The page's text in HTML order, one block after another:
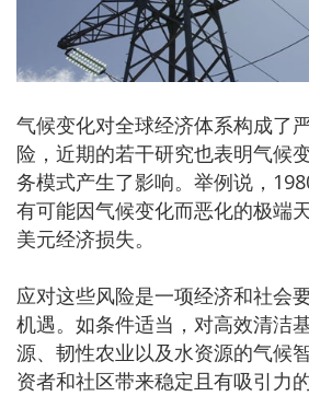
气候变化对全球经济体系构成了
险，近期的若干研究也表明气候
务模式产生了影响。举例说，
有可能因气候变化而恶化的极端
美元经济损失。
应对这些风险是一项经济和社会
机遇。如条件适当，对高效清洁
源、韧性农业以及水资源的气候
资者和社区带来稳定且有吸引力的